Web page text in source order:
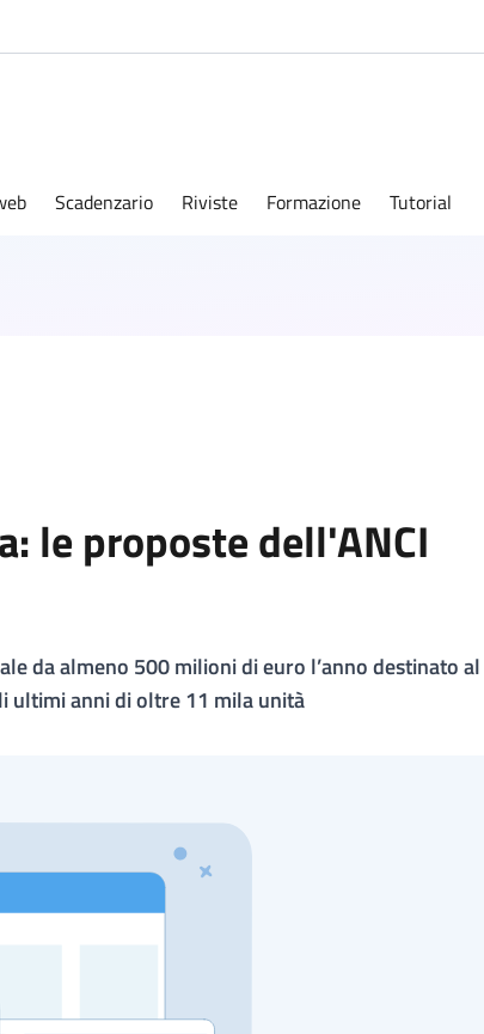
Scadenzario Riviste Formazione Tutorial
le proposte dell'ANCI
da almeno 500 milioni di euro l’anno destinato al
ultimi anni di oltre 11 mila unità